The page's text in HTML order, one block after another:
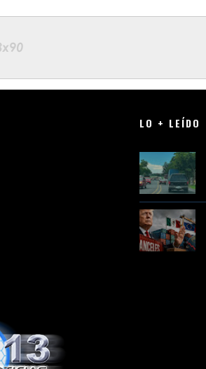
LO + LEÍDO